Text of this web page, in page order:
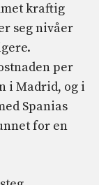
kraftig
seg nivåer
per
i Madrid, og i
Spanias
for en